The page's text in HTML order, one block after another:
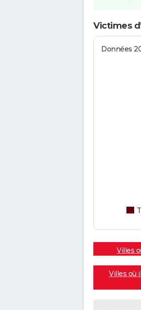
Victimes
Données
Villes
Villes où